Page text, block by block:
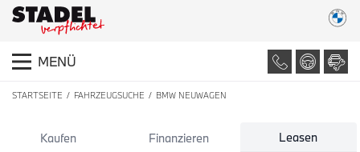
MENÜ
STARTSEITE FAHRZEUGSUCHE BMW NEUWAGEN
Kaufen Finanzieren Leasen